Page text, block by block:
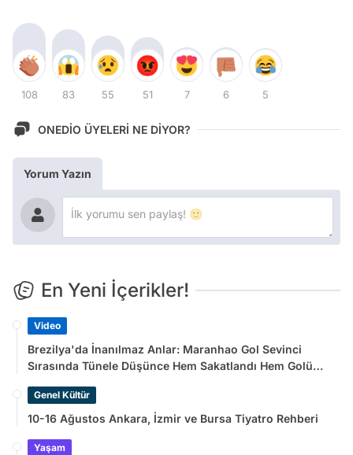
108 83 55 51 7 6 5
ONEDİO ÜYELERİ NE DİYOR?
Yorum Yazın
En Yeni İçerikler!
Video
Brezilya'da İnanılmaz Anlar: Maranhao Gol Sevinci
Sırasında Tünele Düşünce Hem Sakatlandı Hem Golü
Genel Kültür
10-16 Ağustos Ankara, İzmir ve Bursa Tiyatro Rehberi
Yaşam